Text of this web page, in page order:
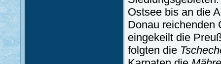
Ostsee bis an die
Donau reichenden
eingekeilt die
folgten die